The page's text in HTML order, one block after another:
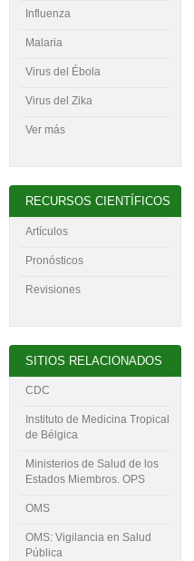
Influenza
Malaria
Virus del Ébola
Virus del Zika
Ver más
RECURSOS CIENTÍFICOS
Artículos
Pronósticos
Revisiones
SITIOS RELACIONADOS
CDC
Instituto de Medicina Tropical
de Bélgica
Ministerios de Salud de los
Estados Miembros. OPS
OMS
OMS: Vigilancia en Salud
Pública